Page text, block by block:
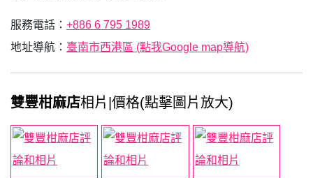
服務電話： +886 6 795 1989
地址導航： 臺南市西港區 (點我Google map導航)
雙豐柑麻店相片|價格(點擊圖片放大)